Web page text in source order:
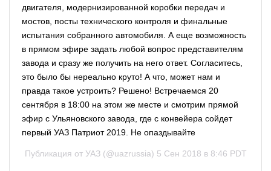
двигателя, модернизированной коробки передач и
мостов, посты технического контроля и финальные
испытания собранного автомобиля. А еще возможность
в прямом эфире задать любой вопрос представителям
завода и сразу же получить на него ответ. Согласитесь,
это было бы нереально круто! А что, может нам и
правда такое устроить? Решено! Встречаемся 20
сентября в 18:00 на этом же месте и смотрим прямой
эфир с Ульяновского завода, где с конвейера сойдет
первый УАЗ Патриот 2019. Не опаздывайте
Публикация от УАЗ(@uazrussia) 5 Сен 2018 в 8:46 PDT